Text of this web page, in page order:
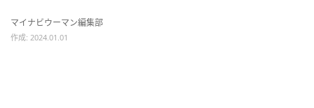
マイナビウーマン編集部
作成: 2024.01.01